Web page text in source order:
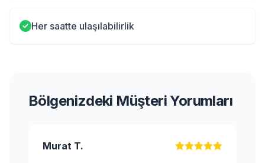
Her saatte ulaşılabilirlik
Bölgenizdeki Müşteri Yorumları
Murat T.